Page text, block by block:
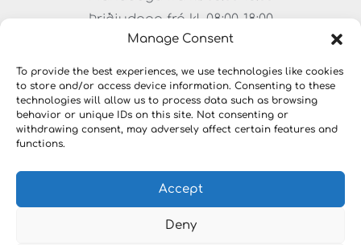
Manage Consent
To provide the best experiences, we use technologies like cookies
to store and/or access device information. Consenting to these
technologies will allow us to process data such as browsing
behavior or unique IDs on this site. Not consenting or
withdrawing consent, may adversely affect certain features and
functions.
Accept
Deny
Þriðjudaga frá kl. 08:00-18:00
Miðvikudaga frá kl. 08:00-18:00
Fimmtudaga frá kl. 08:00-18:00
Föstudaga frá kl. 08:00-17:00
Laugardaga frá kl. 11:00-15:00